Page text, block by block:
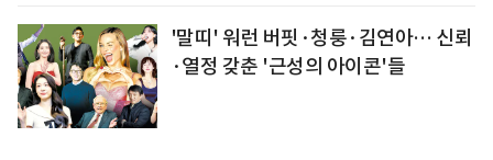
'말띠' 워런 버핏·청룽·김연아… 신뢰
·열정 갖춘 '근성의 아이콘'들